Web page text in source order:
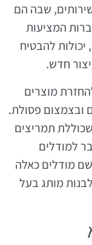
שבה הם
המציעות
להבטיח
חדש.
מוצרים
ובצמצום פסולת.
תמריצים
למודלים
מודלים כאלה
מותג בעל